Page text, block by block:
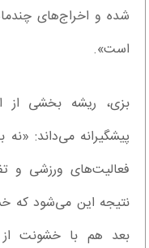
شده و اخراج‌های
است».
بزی، ریشه بخشی از
پیشگیرانه می‌داند: «نه
فعالیت‌های ورزشی و
نتیجه این می‌شود که
بعد هم با خشونت